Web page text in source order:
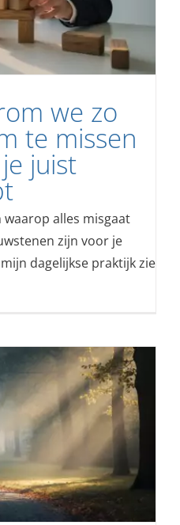
we zo
te missen
juist
alles misgaat
zijn voor je
dagelijkse praktijk zie